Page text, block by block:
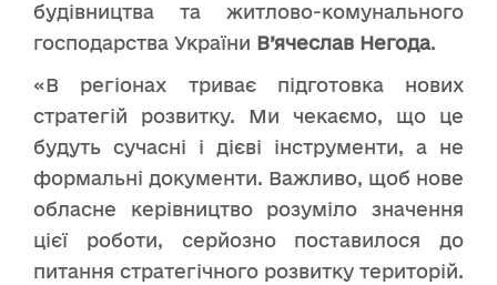
будівництва та житлово-комунального
господарства України В’ячеслав Негода.
«В регіонах триває підготовка нових
стратегій розвитку. Ми чекаємо, що це
будуть сучасні і дієві інструменти, а не
формальні документи. Важливо, щоб нове
обласне керівництво розуміло значення
цієї роботи, серйозно поставилося до
питання стратегічного розвитку територій.